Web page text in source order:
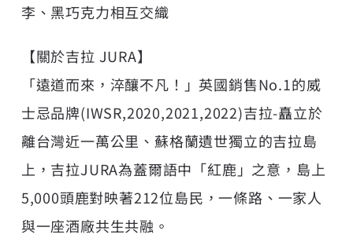
李、黑巧克力相互交織
【關於吉拉 JURA】
「遠道而來，淬釀不凡！」英國銷售No.1的威
士忌品牌(IWSR,2020,2021,2022)吉拉-矗立於
離台灣近一萬公里、蘇格蘭遺世獨立的吉拉島
上，吉拉JURA為蓋爾語中「紅鹿」之意，島上
5,000頭鹿對映著212位島民，一條路、一家人
與一座酒廠共生共融。